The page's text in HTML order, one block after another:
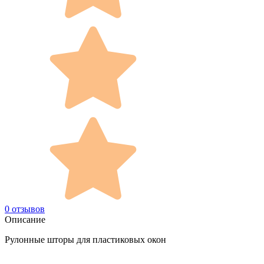
0 отзывов
Описание
Рулонные шторы для пластиковых окон